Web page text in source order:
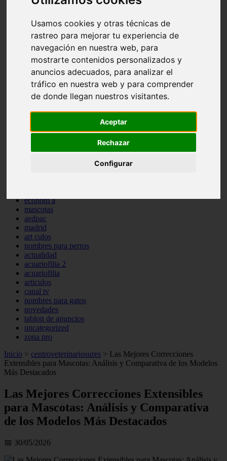
Usamos cookies y otras técnicas de
rastreo para mejorar tu experiencia de
navegación en nuestra web, para
mostrarte contenidos personalizados y
anuncios adecuados, para analizar el
tráfico en nuestra web y para comprender
de donde llegan nuestros visitantes.
Aceptar
Rechazar
Configurar
reptiles
abandono
adopci n
higiene
snacks
acuario
comercios
cr a
especies invasoras
econom a
mascotas
aedpac
madrid
art culos
nombres para perros
actualidad
acuariofilia 2
acuariofilia
articulos
canal tv
nombres para gatos
novedades
tablon de anuncios
uncategorized
zona pro
Inicio > centroveterinariosures > Las Mejores Correcciones
Extensibles para Mascotas: Análisis y Comparativa de los Modelos
Más Destacados
Las Mejores Correcciones Extensibles
para Mascotas: Análisis y Comparativa
de los Modelos Más Destacados
📅 30/05/2026